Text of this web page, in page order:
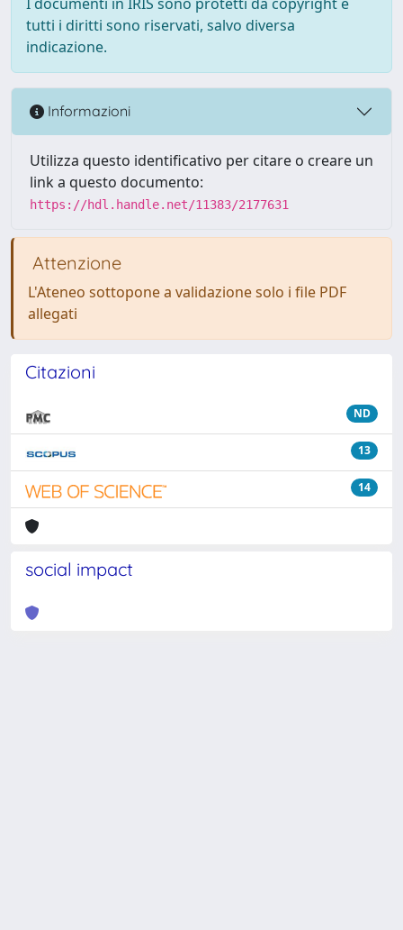
tutti i diritti sono riservati, salvo diversa
indicazione.
Informazioni
Utilizza questo identificativo per citare o creare un
link a questo documento:
https://hdl.handle.net/11383/2177631
Attenzione
L'Ateneo sottopone a validazione solo i file PDF
allegati
Citazioni
ND
13
14
social impact